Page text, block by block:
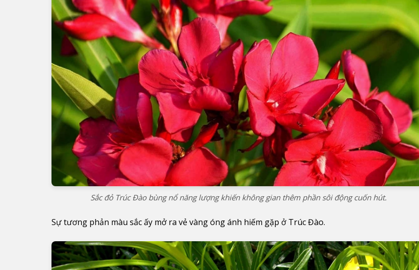
Sắc đỏ Trúc Đào bùng nổ năng lượng khiến không gian thêm phần sôi động cuốn hút.
Sự tương phản màu sắc ấy mở ra vẻ vàng óng ánh hiếm gặp ở Trúc Đào.